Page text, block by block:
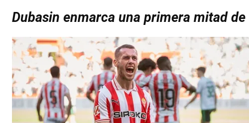
Dubasin enmarca una primera mitad